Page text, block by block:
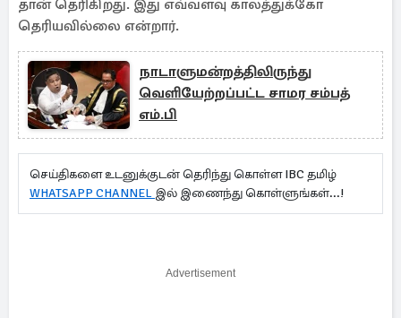
தான் தெரிகிறது. இது எவ்வளவு காலத்துக்கோ
தெரியவில்லை என்றார்.
நாடாளுமன்றத்திலிருந்து
வெளியேற்றப்பட்ட சாமர சம்பத்
எம்.பி
செய்திகளை உடனுக்குடன் தெரிந்து கொள்ள IBC தமிழ்
WHATSAPP CHANNEL இல் இணைந்து கொள்ளுங்கள்...!
Advertisement